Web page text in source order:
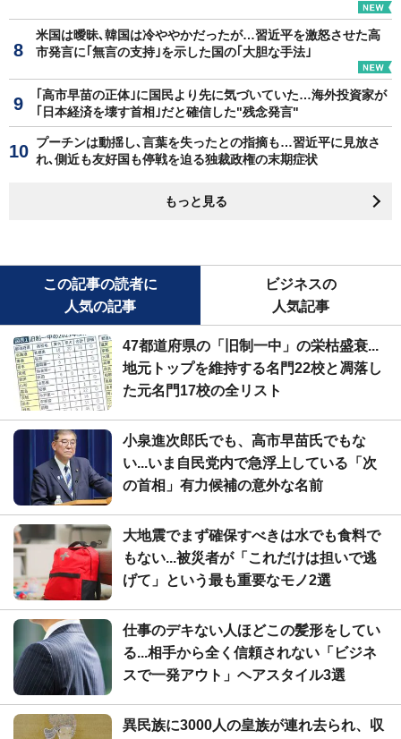
米国は曖昧､韓国は冷ややかだったが…習近平を激怒させた高
市発言に｢無言の支持｣を示した国の｢大胆な手法｣
｢高市早苗の正体｣に国民より先に気づいていた…海外投資家が
｢日本経済を壊す首相｣だと確信した"残念発言"
プーチンは動揺し､言葉を失ったとの指摘も…習近平に見放さ
れ､側近も友好国も停戦を迫る独裁政権の末期症状
もっと見る
この記事の読者に
人気の記事
ビジネスの
人気記事
47都道府県の「旧制一中」の栄枯盛衰...
地元トップを維持する名門22校と凋落し
た元名門17校の全リスト
小泉進次郎氏でも、高市早苗氏でもな
い...いま自民党内で急浮上している「次
の首相」有力候補の意外な名前
大地震でまず確保すべきは水でも食料で
もない...被災者が「これだけは担いで逃
げて」という最も重要なモノ2選
仕事のデキない人ほどこの髪形をしてい
る...相手から全く信頼されない「ビジネ
スで一発アウト」ヘアスタイル3選
異民族に3000人の皇族が連れ去られ、収